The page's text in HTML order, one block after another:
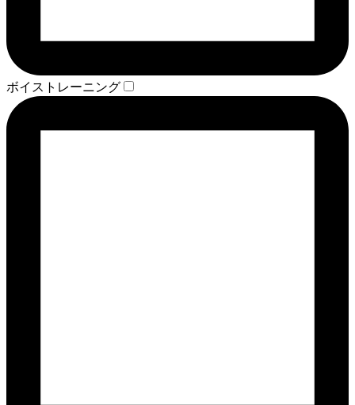
ボイストレーニング